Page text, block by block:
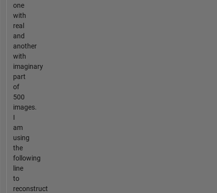
one
with
real
and
another
with
imaginary
part
of
500
images.
I
am
using
the
following
line
to
reconstruct